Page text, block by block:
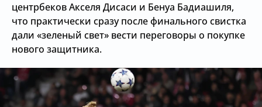
центрбеков Акселя Дисаси и Бенуа Бадиашиля,
что практически сразу после финального свистка
дали «зеленый свет» вести переговоры о покупке
нового защитника.
Контакты